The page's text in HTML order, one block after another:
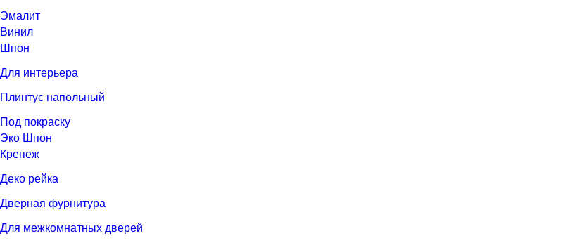
Эмалит
Винил
Шпон
Для интерьера
Плинтус напольный
Под покраску
Эко Шпон
Крепеж
Деко рейка
Дверная фурнитура
Для межкомнатных дверей